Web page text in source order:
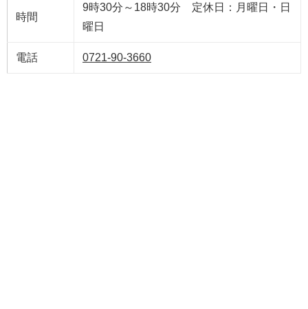
時間
9時30分～18時30分 定休日：月曜日・日
曜日
電話 0721-90-3660